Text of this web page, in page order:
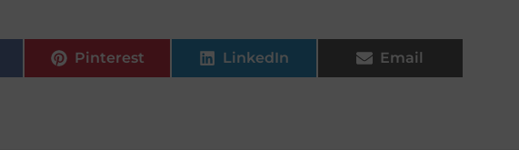
Pinterest LinkedIn Email